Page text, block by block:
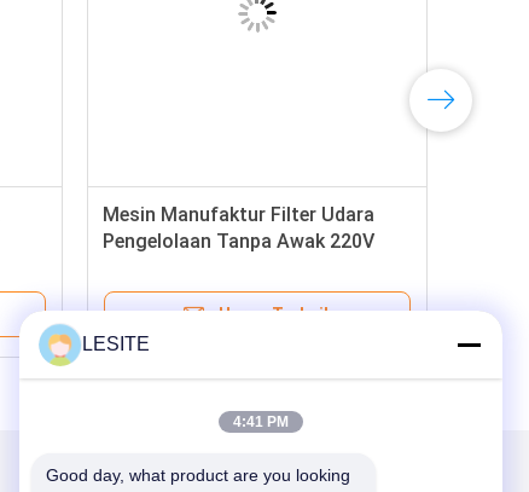
Mesin Manufaktur Filter Udara
Pengelolaan Tanpa Awak 220V
Harga Terbaik
LESITE
4:41 PM
Good day, what product are you looking